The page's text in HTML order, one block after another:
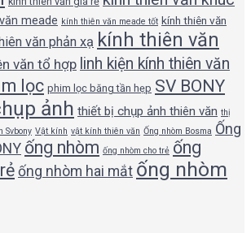
meade kính thiên văn meade tốt kính thiên văn
văn phản xạ kính thiên văn
văn tổ hợp linh kiện kính thiên văn
lọc phim lọc băng tần hẹp SV BONY
ảnh thiết bị chụp ảnh thiên văn thị
Svbony Vật kính vật kính thiên văn Ống nhòm Bosma Ống
ống nhòm ống nhòm cho trẻ ống
ống nhòm hai mắt ống nhòm